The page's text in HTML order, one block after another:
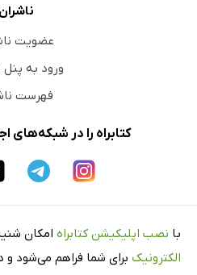
ناشران
عضویت
ورود به پنل
فهرست
کتابراه را در شبکه‌های
با نصب اپلیکیشن کتابراه امکان
الکترونیک برای شما فراهم می‌شود و